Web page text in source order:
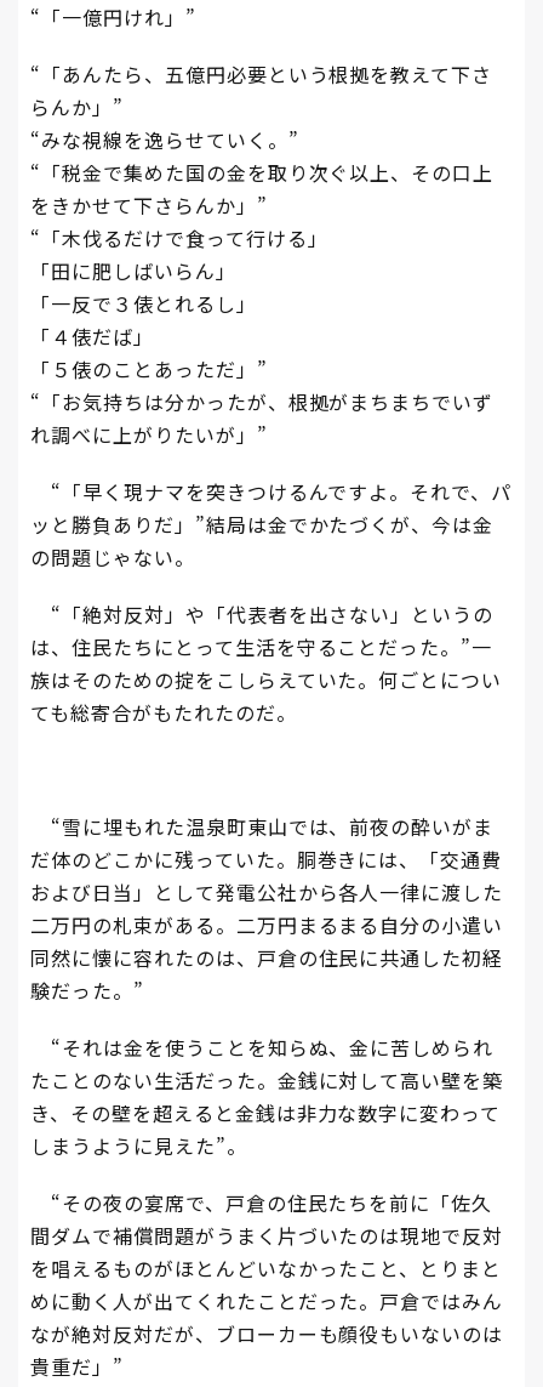
“「一億円けれ」”
“「あんたら、五億円必要という根拠を教えて下さ
らんか」”
“みな視線を逸らせていく。”
“「税金で集めた国の金を取り次ぐ以上、その口上
をきかせて下さらんか」”
“「木伐るだけで食って行ける」
「田に肥しばいらん」
「一反で３俵とれるし」
「４俵だば」
「５俵のことあっただ」”
“「お気持ちは分かったが、根拠がまちまちでいず
れ調べに上がりたいが」”
“「早く現ナマを突きつけるんですよ。それで、パ
ッと勝負ありだ」”結局は金でかたづくが、今は金
の問題じゃない。
“「絶対反対」や「代表者を出さない」というの
は、住民たちにとって生活を守ることだった。”一
族はそのための掟をこしらえていた。何ごとについ
ても総寄合がもたれたのだ。
“雪に埋もれた温泉町東山では、前夜の酔いがま
だ体のどこかに残っていた。胴巻きには、「交通費
および日当」として発電公社から各人一律に渡した
二万円の札束がある。二万円まるまる自分の小遣い
同然に懐に容れたのは、戸倉の住民に共通した初経
験だった。”
“それは金を使うことを知らぬ、金に苦しめられ
たことのない生活だった。金銭に対して高い壁を築
き、その壁を超えると金銭は非力な数字に変わって
しまうように見えた”。
“その夜の宴席で、戸倉の住民たちを前に「佐久
間ダムで補償問題がうまく片づいたのは現地で反対
を唱えるものがほとんどいなかったこと、とりまと
めに動く人が出てくれたことだった。戸倉ではみん
なが絶対反対だが、ブローカーも顔役もいないのは
貴重だ」”